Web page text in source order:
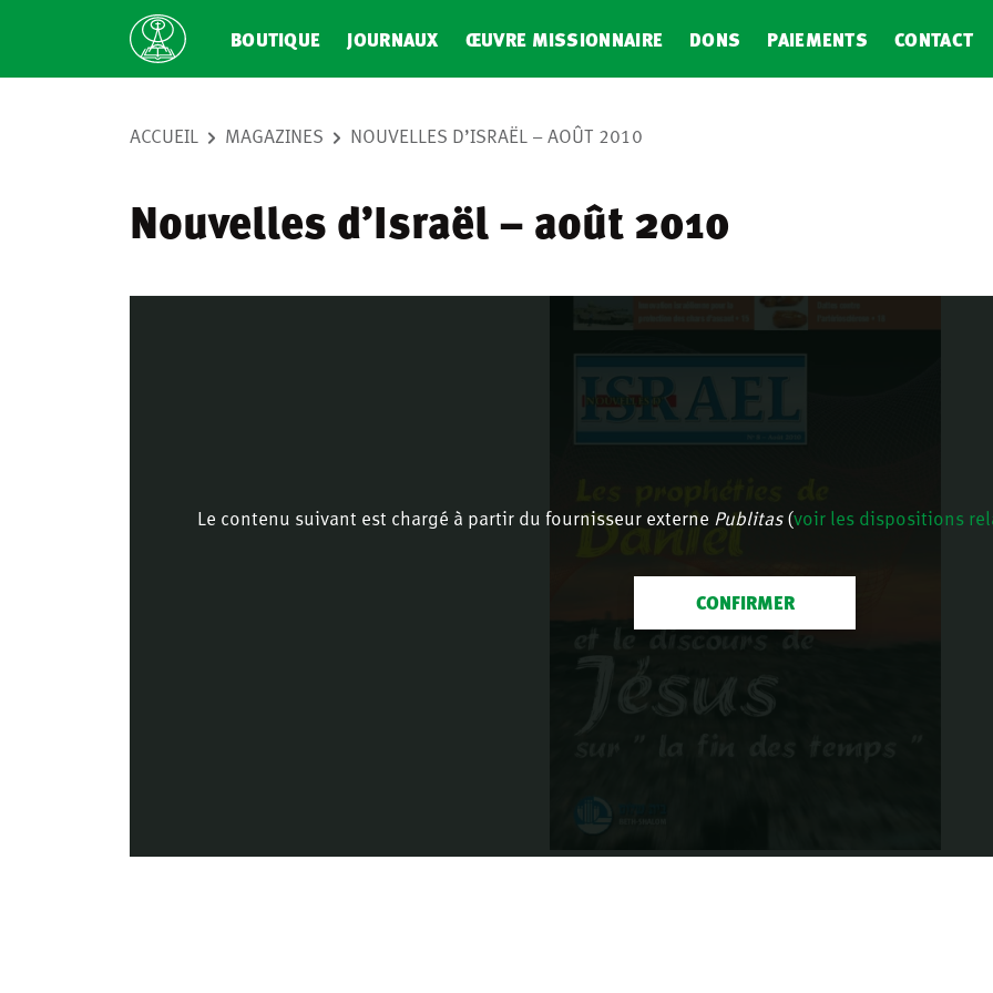
BOUTIQUE JOURNAUX ŒUVRE MISSIONNAIRE DONS PAIEMENTS CONTACT
ACCUEIL MAGAZINES NOUVELLES D’ISRAËL – AOÛT 2010
Nouvelles d’Israël – août 2010
Le contenu suivant est chargé à partir du fournisseur externe Publitas(voir les dispositions
CONFIRMER